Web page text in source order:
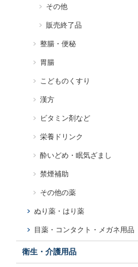
その他
販売終了品
整腸・便秘
胃腸
こどものくすり
漢方
ビタミン剤など
栄養ドリンク
酔いどめ・眠気ざまし
禁煙補助
その他の薬
ぬり薬・はり薬
目薬・コンタクト・メガネ用品
衛生・介護用品